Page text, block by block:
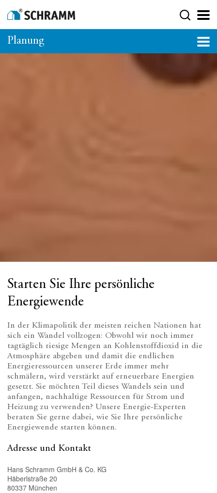
Planung
Starten Sie Ihre persönliche
Energiewende
In der Klimapolitik der meisten reichen Nationen hat
sich ein Wandel vollzogen: Obwohl wir noch immer
tagtäglich riesige Mengen an Kohlenstoffdioxid in die
Atmosphäre abgeben und damit die endlichen
Energieressourcen unserer Erde immer mehr
schmälern, wird verstärkt auf erneuerbare Energien
gesetzt. Sie möchten Teil dieses Wandels sein und
anfangen, nachhaltige Ressourcen für Strom und
Heizung zu verwenden? Unsere Energie-Experten
beraten Sie gerne dabei, wie Sie Ihre persönliche
Energiewende starten können.
Adresse und Kontakt
Hans Schramm GmbH & Co. KG
Häberlstraße 20
80337 München